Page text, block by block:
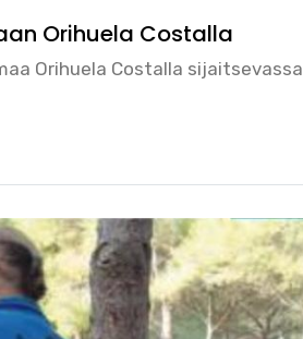
Orihuela Costalla
Orihuela Costalla sijaitsevassa